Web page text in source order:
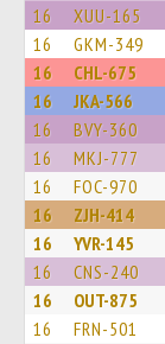
16 XUU-165
16 GKM-349
16 CHL-675
16 JKA-566
16 BVY-360
16 MKJ-777
16 FOC-970
16 ZJH-414
16 YVR-145
16 CNS-240
16 OUT-875
16 FRN-501